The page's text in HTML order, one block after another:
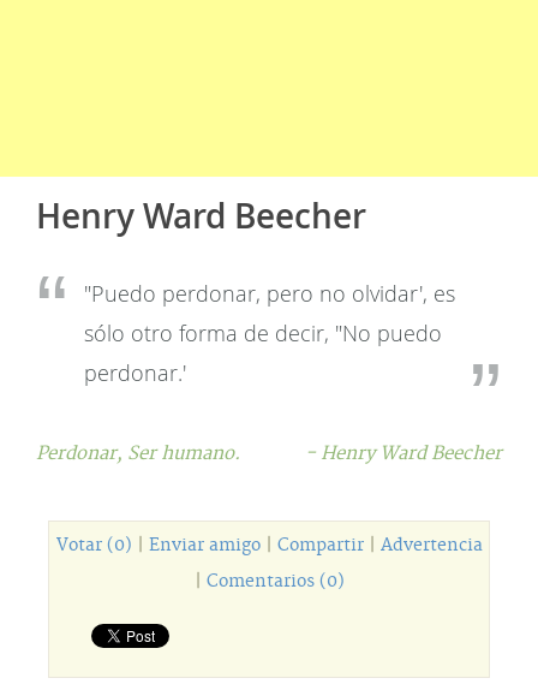
Henry Ward Beecher
"Puedo perdonar, pero no olvidar', es
sólo otro forma de decir, "No puedo
perdonar.'
Perdonar, Ser humano. - Henry Ward Beecher
Votar (0) Enviar amigo| Compartir| Advertencia
Comentarios (0)